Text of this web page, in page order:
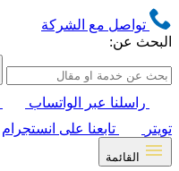
تواصل مع الشركة
البحث عن:
راسلنا عبر الواتساب
تويتر
تابعنا على انستجرام
القائمة